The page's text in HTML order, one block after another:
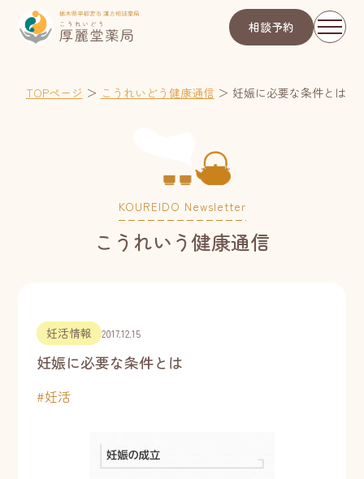
相談予約
TOPページ ＞ こうれいどう健康通信 ＞ 妊娠に必要な条件とは
KOUREIDO Newsletter
こうれいう健康通信
妊活情報 2017.12.15
妊娠に必要な条件とは
#妊活